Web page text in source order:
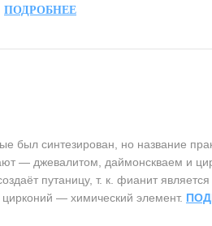
ПОДРОБНЕЕ
синтезирован, но название
— джевалитом, даймонскваем и
путаницу, т. к. фианит является
— химический элемент.